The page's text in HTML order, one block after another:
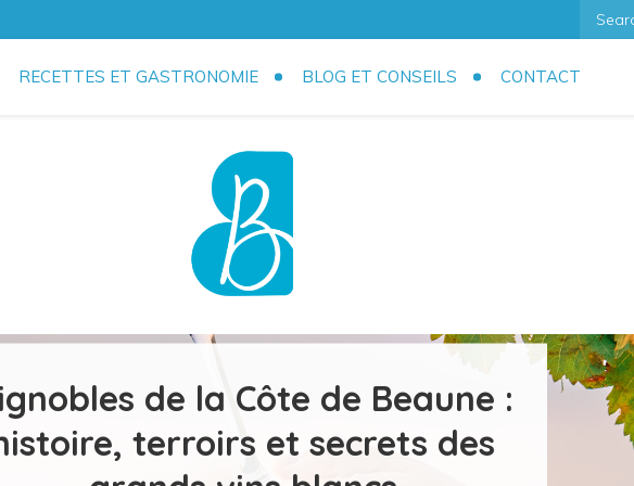
Search
for:
RECETTES ET GASTRONOMIE BLOG ET CONSEILS CONTACT
!de la Côte de Beaune :
terroirs et secrets des